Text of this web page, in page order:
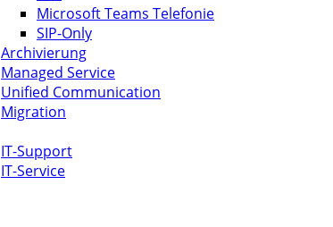
Microsoft Teams Telefonie
SIP-Only
Archivierung
Managed Service
Unified Communication
Migration
IT-Support
IT-Service